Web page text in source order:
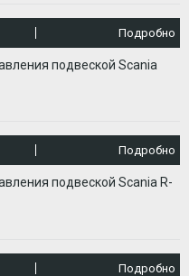
Подробно
подвеской Scania
Подробно
подвеской Scania R-
Подробно